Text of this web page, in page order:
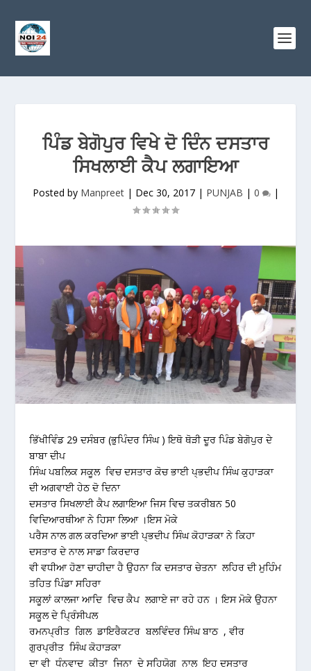
ਪਿੰਡ ਬੇਗੋਪੁਰ ਵਿਖੇ ਦੋ ਦਿੰਨ ਦਸਤਾਰ
ਸਿਖਲਾਈ ਕੈਪ ਲਗਾਇਆ
Posted by Manpreet| Dec 30, 2017| PUNJAB | 0 |
ਭਿੱਖੀਵਿੰਡ 29 ਦਸੰਬਰ (ਭੁਪਿੰਦਰ ਸਿੰਘ ) ਇਥੋ ਥੋੜੀ ਦੂਰ ਪਿੰਡ ਬੇਗੋਪੁਰ ਦੇ
ਬਾਬਾ ਦੀਪ
ਸਿੰਘ ਪਬਲਿਕ ਸਕੂਲ ਵਿਚ ਦਸਤਾਰ ਕੋਚ ਭਾਈ ਪ੍ਭਦੀਪ ਸਿੰਘ ਕੁਹਾੜਕਾ
ਦੀ ਅਗਵਾਈ ਹੇਠ ਦੋ ਦਿਨਾ
ਦਸਤਾਰ ਸਿਖਲਾਈ ਕੈਪ ਲਗਾਇਆ ਜਿਸ ਵਿਚ ਤਕਰੀਬਨ 50
ਵਿਦਿਆਰਥੀਆ ਨੇ ਹਿਸਾ ਲਿਆ ।ਇਸ ਮੋਕੇ
ਪਰੈਸ ਨਾਲ ਗਲ ਕਰਦਿਆ ਭਾਈ ਪ੍ਭਦੀਪ ਸਿੰਘ ਕੋਹਾੜਕਾ ਨੇ ਕਿਹਾ
ਦਸਤਾਰ ਦੇ ਨਾਲ ਸਾਡਾ ਕਿਰਦਾਰ
ਵੀ ਵਧੀਆ ਹੋਣਾ ਚਾਹੀਦਾ ਹੈ ਉਹਨਾ ਕਿ ਦਸਤਾਰ ਚੇਤਨਾ ਲਹਿਰ ਦੀ ਮੁਹਿੰਮ
ਤਹਿਤ ਪਿੰਡਾ ਸਹਿਰਾ
ਸਕੂਲਾਂ ਕਾਲਜਾ ਆਦਿ ਵਿਚ ਕੈਪ ਲਗਾਏ ਜਾ ਰਹੇ ਹਨ । ਇਸ ਮੋਕੇ ਉਹਨਾ
ਸਕੂਲ ਦੇ ਪ੍ਰਿੰਸੀਪਲ
ਰਮਨਪ੍ਰੀਤ ਗਿਲ ਡਾਇਰੈਕਟਰ ਬਲਵਿੰਦਰ ਸਿੰਘ ਬਾਠ , ਵੀਰ
ਗੁਰਪ੍ਰੀਤ ਸਿੰਘ ਕੋਹਾੜਕਾ
ਦਾ ਵੀ ਧੰਨਵਾਦ ਕੀਤਾ ਜਿਨਾ ਦੇ ਸਹਿਯੋਗ ਨਾਲ ਇਹ ਦਸਤਾਰ